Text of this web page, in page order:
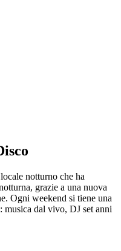
notturno che ha
grazie a una nuova
Ogni weekend si tiene una
musica dal vivo, DJ set anni